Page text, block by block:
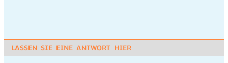
LASSEN SIE EINE ANTWORT HIER